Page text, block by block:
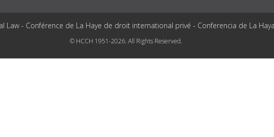
Law - Conférence de La Haye de droit international privé - Conferencia de La
© HCCH 1951-2026. All Rights Reserved.